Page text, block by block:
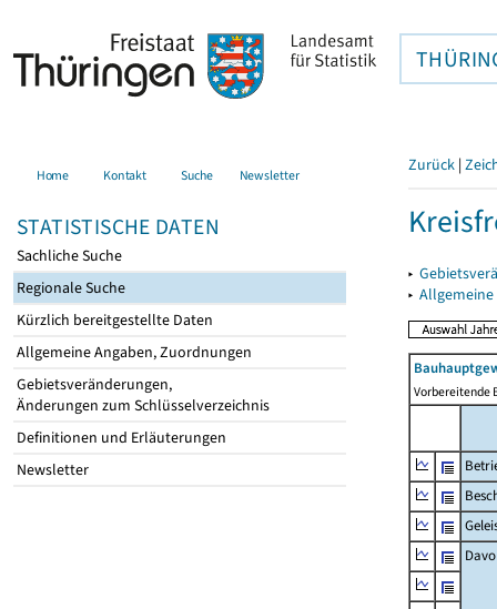
Home Kontakt Suche Newsletter
STATISTISCHE DATEN
Sachliche Suche
Regionale Suche
Kürzlich bereitgestellte Daten
Allgemeine Angaben, Zuordnungen
Gebietsveränderungen,
Änderungen zum Schlüsselverzeichnis
Definitionen und Erläuterungen
Newsletter
Zurück |
▸
▸
Vorbereitende